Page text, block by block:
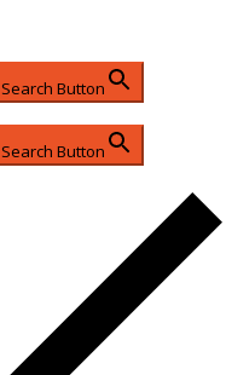
Search Button
Search Button